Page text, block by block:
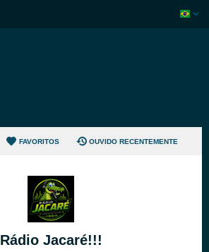
FAVORITOS OUVIDO RECENTEMENTE
Rádio Jacaré!!!